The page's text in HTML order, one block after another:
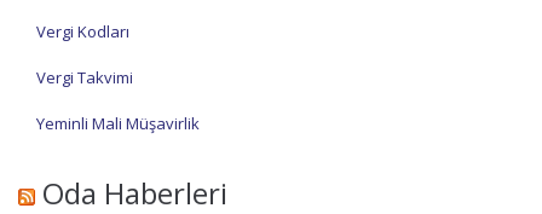
Vergi Kodları
Vergi Takvimi
Yeminli Mali Müşavirlik
Oda Haberleri